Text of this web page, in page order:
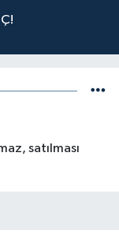
satılması